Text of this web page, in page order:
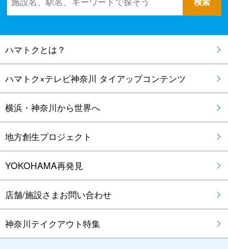
ハマトクとは？
ハマトク×テレビ神奈川 タイアップコンテンツ
横浜・神奈川から世界へ
地方創生プロジェクト
YOKOHAMA再発見
店舗/施設さまお問い合わせ
神奈川テイクアウト特集